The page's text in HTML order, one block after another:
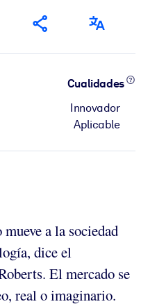
Cualidades
Innovador
Aplicable
a la sociedad
dice el
El mercado se
real o imaginario.